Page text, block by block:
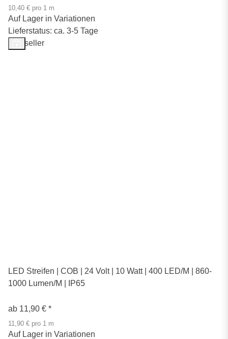
10,40 € pro 1 m
Auf Lager in Variationen
Lieferstatus: ca. 3-5 Tage
Bestseller
LED Streifen | COB | 24 Volt | 10 Watt | 400 LED/M | 860-
1000 Lumen/M | IP65
ab 11,90 € *
11,90 € pro 1 m
Auf Lager in Variationen